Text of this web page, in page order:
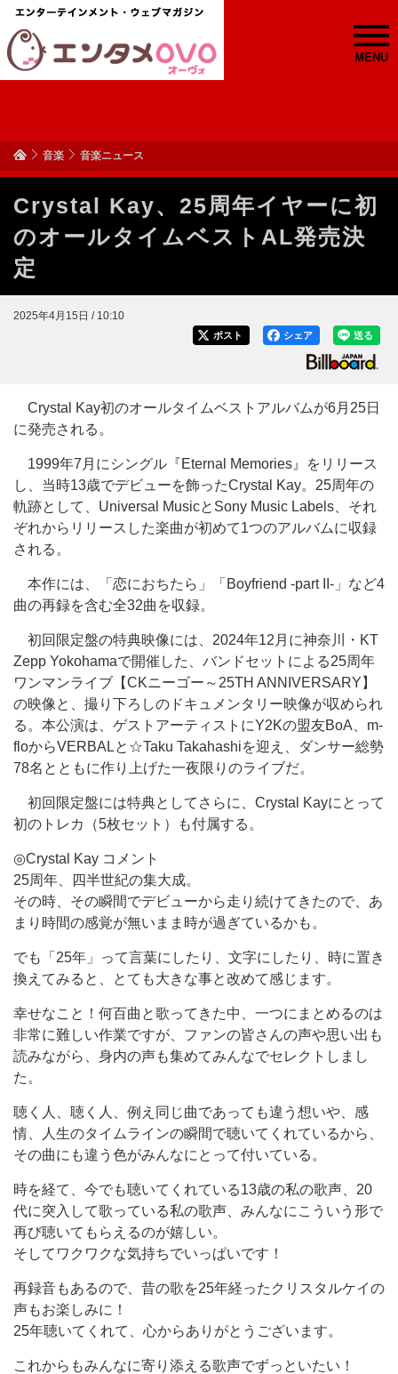
MENU
音楽 音楽ニュース
Crystal Kay、25周年イヤーに初
のオールタイムベストAL発売決
定
2025年4月15日 / 10:10
送る
シェア
ポスト
Crystal Kay初のオールタイムベストアルバムが6月25日
に発売される。
1999年7月にシングル『Eternal Memories』をリリース
し、当時13歳でデビューを飾ったCrystal Kay。25周年の
軌跡として、Universal MusicとSony Music Labels、それ
ぞれからリリースした楽曲が初めて1つのアルバムに収録
される。
本作には、「恋におちたら」「Boyfriend -part II-」など4
曲の再録を含む全32曲を収録。
初回限定盤の特典映像には、2024年12月に神奈川・KT
Zepp Yokohamaで開催した、バンドセットによる25周年
ワンマンライブ【CKニーゴー～25TH ANNIVERSARY】
の映像と、撮り下ろしのドキュメンタリー映像が収められ
る。本公演は、ゲストアーティストにY2Kの盟友BoA、m-
floからVERBALと☆Taku Takahashiを迎え、ダンサー総勢
78名とともに作り上げた一夜限りのライブだ。
初回限定盤には特典としてさらに、Crystal Kayにとって
初のトレカ（5枚セット）も付属する。
◎Crystal Kay コメント
25周年、四半世紀の集大成。
その時、その瞬間でデビューから走り続けてきたので、あ
まり時間の感覚が無いまま時が過ぎているかも。
でも「25年」って言葉にしたり、文字にしたり、時に置き
換えてみると、とても大きな事と改めて感じます。
幸せなこと！何百曲と歌ってきた中、一つにまとめるのは
非常に難しい作業ですが、ファンの皆さんの声や思い出も
読みながら、身内の声も集めてみんなでセレクトしまし
た。
聴く人、聴く人、例え同じ曲であっても違う想いや、感
情、人生のタイムラインの瞬間で聴いてくれているから、
その曲にも違う色がみんなにとって付いている。
時を経て、今でも聴いてくれている13歳の私の歌声、20
代に突入して歌っている私の歌声、みんなにこういう形で
再び聴いてもらえるのが嬉しい。
そしてワクワクな気持ちでいっぱいです！
再録音もあるので、昔の歌を25年経ったクリスタルケイの
声もお楽しみに！
25年聴いてくれて、心からありがとうございます。
これからもみんなに寄り添える歌声でずっといたい！